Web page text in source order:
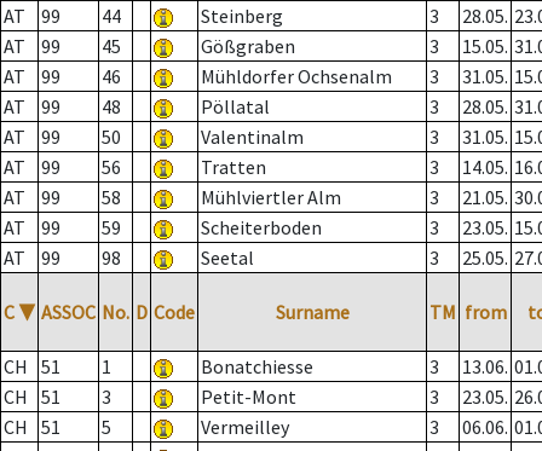
AT
99 44 Steinberg 3 28.05.
AT
99 45 Gößgraben 3 15.05.
AT
99 46 Mühldorfer Ochsenalm 3 31.05.
AT
99 48 Pöllatal 3 28.05.
AT
99 50 Valentinalm 3 31.05.
AT
99 56 Tratten 3 14.05.
AT
99 58 Mühlviertler Alm 3 21.05.
AT
99 59 Scheiterboden 3 23.05.
AT
99 98 Seetal 3 25.05.
C ▼ ASSOC No. D Code Surname TM from
CH 51 1 Bonatchiesse 3 13.06.
CH
51 3 Petit-Mont 3 23.05.
CH
51 5 Vermeilley 3 06.06.